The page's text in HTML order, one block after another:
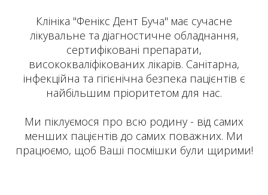
Клініка "Фенікс Дент Буча" має сучасне
лікувальне та діагностичне обладнання,
сертифіковані препарати,
висококваліфікованих лікарів. Санітарна,
інфекційна та гігієнічна безпека пацієнтів є
найбільшим пріоритетом для нас.
Ми піклуємося про всю родину - від самих
менших пацієнтів до самих поважних. Ми
працюємо, щоб Ваші посмішки були щирими!